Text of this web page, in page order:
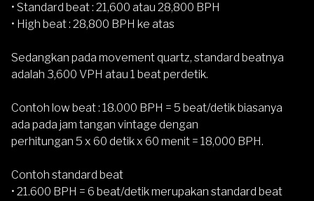
• Standard beat : 21,600 atau 28,800 BPH
• High beat : 28,800 BPH ke atas
Sedangkan pada movement quartz, standard beatnya
adalah 3,600 VPH atau 1 beat perdetik.
Contoh low beat: 18.000 BPH = 5 beat/detik biasanya
ada pada jam tangan vintage dengan
perhitungan 5 x 60 detik x 60 menit = 18,000 BPH.
Contoh standard beat
• 21.600 BPH = 6 beat/detik merupakan standard beat